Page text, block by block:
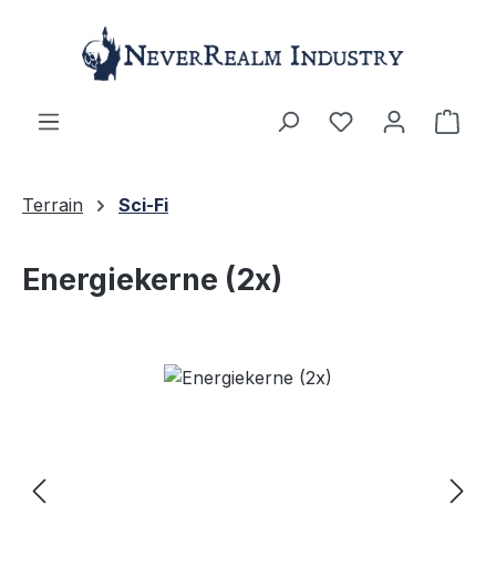
Zum Hauptinhalt springen
Terrain Sci-Fi
Energiekerne (2x)
Bildergalerie überspringen